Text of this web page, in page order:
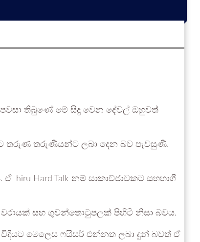
තිබුණේ මේ සිදු වෙන දේවල් ඔහුවත්
තරුණ තරුණියන්ට ලබා දෙන බව පැවසුණි.
Hard Talk නම් සාකාච්ජාවකට සහභාගී
වරායක් සහ ගුවන්තොටුපලක් පිහිටි නිසා බවය.
මෙලෙස ෆයිසර් එන්නත ලබා දුන් බවත් ඒ